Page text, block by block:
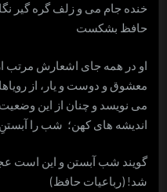
خنده جام می و زلف گره گیر
حافظ بشکست
او در همه جای اشعارش مرتب
معشوق و دوست و یار، از
می نویسد و چنان از این
اندیشه های کهن؛ شب را
گویند شب آبستن و این است
شد! (رباعیات حافظ)